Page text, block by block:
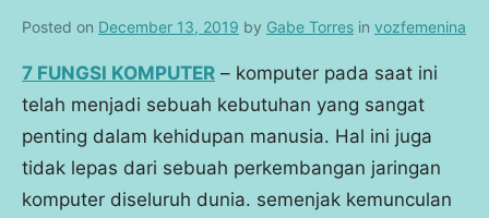
Posted on December 13, 2019 by Gabe Torres in vozfemenina
7 FUNGSI KOMPUTER – komputer pada saat ini
telah menjadi sebuah kebutuhan yang sangat
penting dalam kehidupan manusia. Hal ini juga
tidak lepas dari sebuah perkembangan jaringan
komputer diseluruh dunia. semenjak kemunculan